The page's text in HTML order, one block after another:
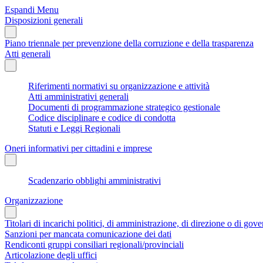
Espandi Menu
Disposizioni generali
Piano triennale per prevenzione della corruzione e della trasparenza
Atti generali
Riferimenti normativi su organizzazione e attività
Atti amministrativi generali
Documenti di programmazione strategico gestionale
Codice disciplinare e codice di condotta
Statuti e Leggi Regionali
Oneri informativi per cittadini e imprese
Scadenzario obblighi amministrativi
Organizzazione
Titolari di incarichi politici, di amministrazione, di direzione o di
Sanzioni per mancata comunicazione dei dati
Rendiconti gruppi consiliari regionali/provinciali
Articolazione degli uffici